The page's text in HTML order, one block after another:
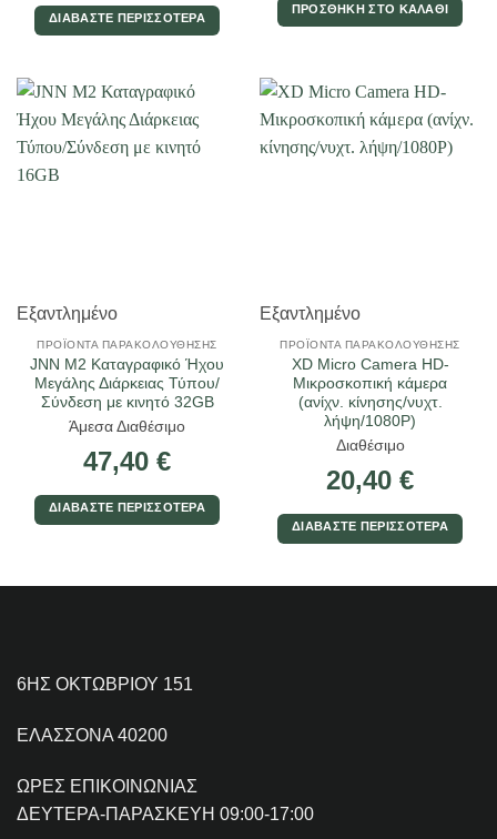
ΔΙΑΒΆΣΤΕ ΠΕΡΙΣΣΌΤΕΡΑ
ΠΡΟΣΘΉΚΗ ΣΤΟ ΚΑΛΆΘΙ
Εξαντλημένο
ΠΡΟΪΌΝΤΑ ΠΑΡΑΚΟΛΟΎΘΗΣΗΣ
JNN M2 Καταγραφικό Ήχου
Μεγάλης Διάρκειας Τύπου/
Σύνδεση με κινητό 32GB
Άμεσα Διαθέσιμο
47,40 €
ΔΙΑΒΆΣΤΕ ΠΕΡΙΣΣΌΤΕΡΑ
Εξαντλημένο
ΠΡΟΪΌΝΤΑ ΠΑΡΑΚΟΛΟΎΘΗΣΗΣ
XD Micro Camera HD-
Μικροσκοπική κάμερα
(ανίχν. κίνησης/νυχτ.
λήψη/1080P)
Διαθέσιμο
20,40 €
ΔΙΑΒΆΣΤΕ ΠΕΡΙΣΣΌΤΕΡΑ
6ΗΣ ΟΚΤΩΒΡΙΟΥ 151
ΕΛΑΣΣΟΝΑ 40200
ΩΡΕΣ ΕΠΙΚΟΙΝΩΝΙΑΣ
ΔΕΥΤΕΡΑ-ΠΑΡΑΣΚΕΥΗ 09:00-17:00